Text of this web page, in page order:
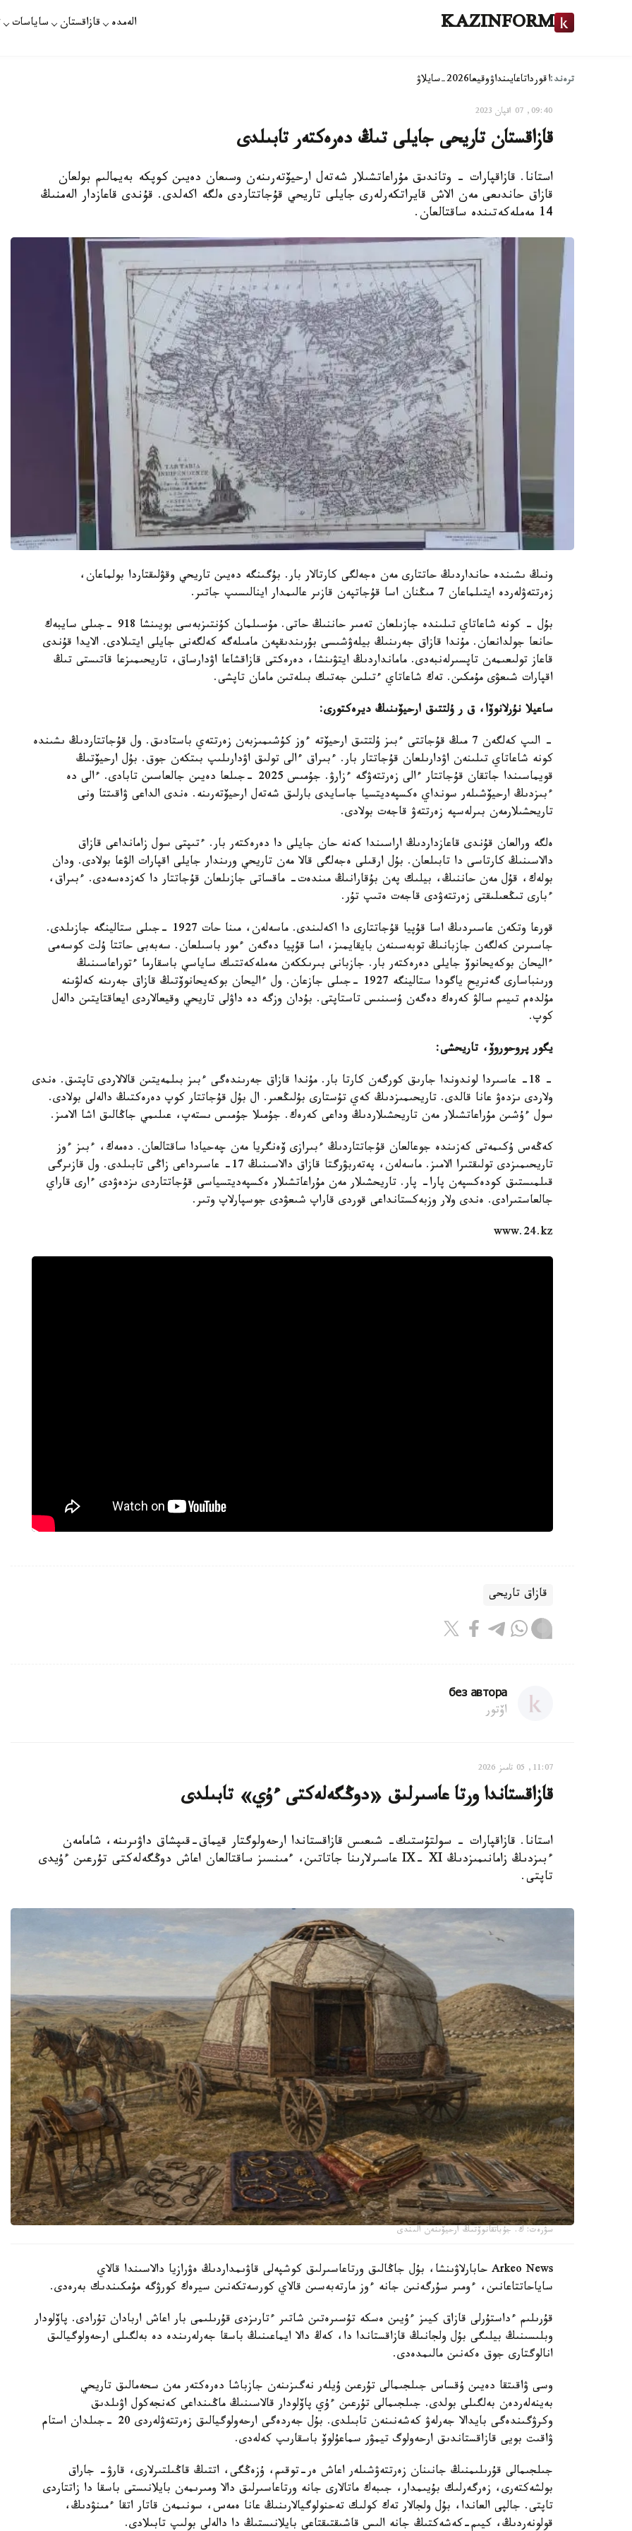
KAZINFORM الەمدە قازاقستان ساياسات
ترەند:اقورداتاعايىنداۋوقيعا2026-سايلاۋ
09:40, 07 اقپان 2023
قازاقستان تاريحى جايلى تىڭ دەرەكتەر تابىلدى
استانا. قازاقپارات - وتاندىق مۇراعاتشىلار شەتەل ارحيۆتەرىنەن وسىعان دەيىن كوپكە بەيمالىم بولعان
قازاق حاندىعى مەن الاش قايراتكەرلەرى جايلى تاريحي قۇجاتتاردى ەلگە اكەلدى. قۇندى قاعازدار الەمنىڭ
14 مەملەكەتىندە ساقتالعان.
ونىڭ ىشىندە حانداردىڭ حاتتارى مەن ەجەلگى كارتالار بار. بۇگىنگە دەيىن تاريحي وقۋلىقتاردا بولماعان،
زەرتتەۋلەردە ايتىلماعان 7 مىڭنان اسا قۇجاتپەن قازىر عالىمدار اينالىسىپ جاتىر.
بۇل - كونە شاعاتاي تىلىندە جازىلعان تەمىر حاننىڭ حاتى. مۇسىلمان كۇنتىزبەسى بويىنشا 918 -جىلى سايبەك
حانعا جولدانعان. مۇندا قازاق جەرىنىڭ بيلەۋشىسى بۇرىندىقپەن مامىلەگە كەلگەنى جايلى ايتىلادى. الايدا قۇندى
قاعاز تولىعىمەن تاپسىرلەنبەدى. مامانداردىڭ ايتۋىنشا، دەرەكتى قازاقشاعا اۋدارساق، تاريحىمىزعا قاتىستى تىڭ
اقپارات شىعۋى مۇمكىن. تەك شاعاتاي ءتىلىن جەتىك بىلەتىن مامان تاپشى.
ساعيلا نۇرلانوۆا، ق ر ۇلتتىق ارحيۆىنىڭ ديرەكتورى:
- الىپ كەلگەن 7 مىڭ قۇجاتتى ءبىز ۇلتتىق ارحيۆتە ءوز كۇشىمىزبەن زەرتتەي باستادىق. ول قۇجاتتاردىڭ ىشىندە
كونە شاعاتاي تىلىنەن اۋدارىلعان قۇجاتتار بار. ءبىراق ءالى تولىق اۋدارىلىپ بىتكەن جوق. بۇل ارحيۆتىڭ
قويماسىندا جاتقان قۇجاتتار ءالى زەرتتەۋگە ءزارۋ. جۇمىس 2025 -جىلعا دەيىن جالعاسىن تابادى. ءالى دە
ءبىزدىڭ ارحيۆشىلەر سونداي ەكسپەديتسيا جاسايدى بارلىق شەتەل ارحيۆتەرىنە. ەندى الداعى ۋاقىتتا ونى
تاريحشىلارمەن بىرلەسپە زەرتتەۋ قاجەت بولادى.
ەلگە ورالعان قۇندى قاعازداردىڭ اراسىندا كەنە حان جايلى دا دەرەكتەر بار. ءتىپتى سول زامانداعى قازاق
دالاسىنىڭ كارتاسى دا تابىلعان. بۇل ارقىلى ەجەلگى قالا مەن تاريحي ورىندار جايلى اقپارات الۋعا بولادى. ودان
بولەك، قۇل مەن حاننىڭ، بيلىك پەن بۇقارانىڭ مىندەت- ماقساتى جازىلعان قۇجاتتار دا كەزدەسەدى. ءبىراق،
ءبارى تىڭعىلىقتى زەرتتەۋدى قاجەت ەتىپ تۇر.
قورعا وتكەن عاسىردىڭ اسا قۇپيا قۇجاتتارى دا اكەلىندى. ماسەلەن، مىنا حات 1927 -جىلى ستالينگە جازىلدى.
جاسىرىن كەلگەن جازبانىڭ توبەسىنەن بايقايمىز، اسا قۇپيا دەگەن ءمور باسىلعان. سەبەبى حاتتا ۇلت كوسەمى
ءاليحان بوكەيحانوۆ جايلى دەرەكتەر بار. جازبانى بىرىككەن مەملەكەتتىك ساياسي باسقارما ءتوراعاسىنىڭ
ورىنباسارى گەنريح ياگودا ستالينگە 1927 -جىلى جازعان. ول ءاليحان بوكەيحانوۆتىڭ قازاق جەرىنە كەلۋىنە
مۇلدەم تىيىم سالۋ كەرەك دەگەن ۇسىنىس تاستاپتى. بۇدان وزگە دە داۋلى تاريحي وقيعالاردى ايعاقتايتىن دالەل
كوپ.
يگور پروحوروۆ، تاريحشى:
- 18- عاسىردا لوندوندا جارىق كورگەن كارتا بار. مۇندا قازاق جەرىندەگى ءبىز بىلمەيتىن قالالاردى تاپتىق. ەندى
ولاردى ىزدەۋ عانا قالدى. تاريحىمىزدىڭ كەي تۇستارى بۇلىڭعىر. ال بۇل قۇجاتتار كوپ دەرەكتىڭ دالەلى بولادى.
سول ءۇشىن مۇراعاتشىلار مەن تاريحشىلاردىڭ وداعى كەرەك. جۇمىلا جۇمىس ىستەپ، عىلىمي جاڭالىق اشا الامىز.
كەڭەس ۇكىمەتى كەزىندە جوعالعان قۇجاتتاردىڭ ءبىرازى ۆەنگريا مەن چەحيادا ساقتالعان. دەمەك، ءبىز ءوز
تاريحىمىزدى تولىقتىرا الامىز. ماسەلەن، پەتەربۋرگتا قازاق دالاسىنىڭ 17- عاسىرداعى زاڭى تابىلدى. ول قازىرگى
قىلمىستىق كودەكسپەن پارا- پار. تاريحشىلار مەن مۇراعاتشىلار ەكسپەديتسياسى قۇجاتتاردى ىزدەۋدى ءارى قاراي
جالعاستىرادى. ەندى ولار وزبەكستانداعى قوردى قاراپ شىعۋدى جوسپارلاپ وتىر.
www.24.kz
قازاق تاريحى
без автора
اۆتور
11:07, 05 تامىز 2026
قازاقستاندا ورتا عاسىرلىق «دوڭگەلەكتى ءۇي» تابىلدى
استانا. قازاقپارات - سولتۇستىك- شىعىس قازاقستاندا ارحەولوگتار قيماق-قىپشاق داۋىرىنە، شامامەن
ءبىزدىڭ زامانىمىزدىڭ IX- XI عاسىرلارىنا جاتاتىن، ءمىنسىز ساقتالعان اعاش دوڭگەلەكتى تۇرعىن ءۇيدى
تاپتى.
سۋرەت: ك. جۇباتقانوۆتىڭ ارحيۆىنەن الىندى
Arkeo News حابارلاۋىنشا، بۇل جاڭالىق ورتاعاسىرلىق كوشپەلى قاۋىمداردىڭ ەۋرازيا دالاسىندا قالاي
ساياحاتتاعانىن، ءومىر سۇرگەنىن جانە ءوز مارتەبەسىن قالاي كورسەتكەنىن سيرەك كورۋگە مۇمكىندىك بەرەدى.
قۇرىلىم ءداستۇرلى قازاق كيىز ءۇيىن ەسكە تۇسىرەتىن شاتىر ءتارىزدى قۇرىلىمى بار اعاش اربادان تۇرادى. پاۆلودار
وبلىسىنىڭ بيلىگى بۇل ولجانىڭ قازاقستاندا دا، كەڭ دالا ايماعىنىڭ باسقا جەرلەرىندە دە بەلگىلى ارحەولوگيالىق
انالوگتارى جوق ەكەنىن مالىمدەدى.
وسى ۋاقىتقا دەيىن ۇقساس جىلجىمالى تۇرعىن ۇيلەر نەگىزىنەن جازباشا دەرەكتەر مەن سحەمالىق تاريحي
بەينەلەردەن بەلگىلى بولدى. جىلجىمالى تۇرعىن ءۇي پاۆلودار قالاسىنىڭ ماڭىنداعى كەنجەكول اۋىلدىق
وكرۋگىندەگى بايدالا جەرلەۋ كەشەنىنەن تابىلدى. بۇل جەردەگى ارحەولوگيالىق زەرتتەۋلەردى 20 -جىلدان استام
ۋاقىت بويى قازاقستاندىق ارحەولوگ تيمۋر سماعۇلوۆ باسقارىپ كەلەدى.
جىلجىمالى قۇرىلىمنىڭ جانىنان زەرتتەۋشىلەر اعاش ەر-توقىم، ۇزەڭگى، اتتىڭ قاڭىلتىرلارى، قارۋ- جاراق
بولشەكتەرى، زەرگەرلىك بۇيىمدار، جىبەك ماتالارى جانە ورتاعاسىرلىق دالا ومىرىمەن بايلانىستى باسقا دا زاتتاردى
تاپتى. جالپى العاندا، بۇل ولجالار تەك كولىك تەحنولوگيالارىنىڭ عانا ەمەس، سونىمەن قاتار اتقا ءمىنۋدىڭ،
قولونەردىڭ، كيىم-كەشەكتىڭ جانە الىس قاشىقتىقتاعى بايلانىستىڭ دا دالەلى بولىپ تابىلادى.